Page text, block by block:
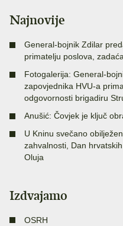
Najnovije
General-bojnik Zdilar
primatelju poslova,
Fotogalerija: General-
zapovjednika HVU-a
odgovornosti brigadiru
Anušić: Čovjek je ključ
U Kninu svečano
zahvalnosti, Dan
Oluja
Izdvajamo
OSRH